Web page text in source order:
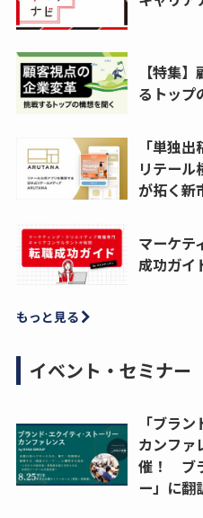
【特集
るトップ
「単独
リテール
が拓く新
マーケテ
成功ガイ
もっと見る
イベント・セミナー
「ブラ
カンファ
催！ ブ
ー」に翻